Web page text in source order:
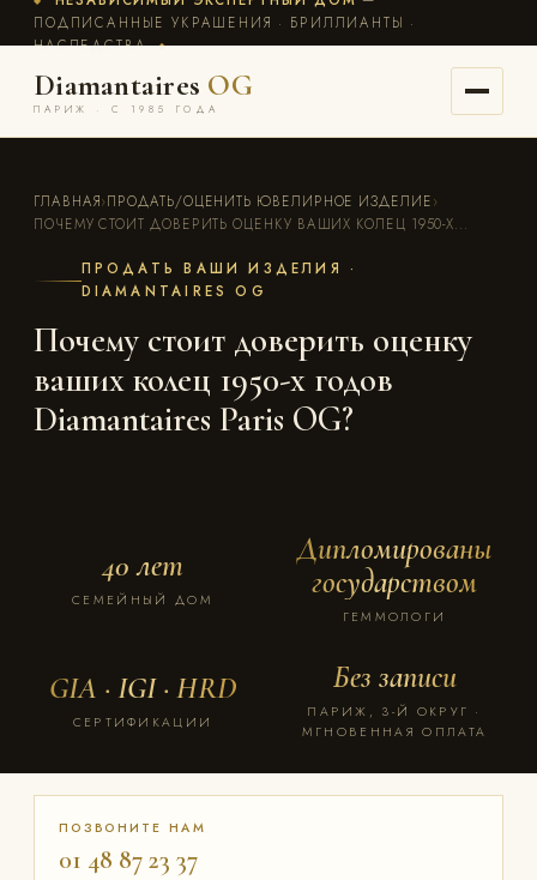
ПОДПИСАННЫЕ УКРАШЕНИЯ · БРИЛЛИАНТЫ ·
НАСЛЕДСТВА◆
Diamantaires OG
ПАРИЖ · С 1985 ГОДА
ГЛАВНАЯ›ПРОДАТЬ/ОЦЕНИТЬ ЮВЕЛИРНОЕ ИЗДЕЛИЕ›
ПОЧЕМУ СТОИТ ДОВЕРИТЬ ОЦЕНКУ ВАШИХ КОЛЕЦ 1950-Х...
ПРОДАТЬ ВАШИ ИЗДЕЛИЯ ·
DIAMANTAIRES OG
Почему стоит доверить оценку
ваших колец 1950-х годов
Diamantaires Paris OG?
40 лет
СЕМЕЙНЫЙ ДОМ
Дипломированы
государством
ГЕММОЛОГИ
GIA · IGI · HRD
СЕРТИФИКАЦИИ
Без записи
ПАРИЖ, 3-Й ОКРУГ ·
МГНОВЕННАЯ ОПЛАТА
ПОЗВОНИТЕ НАМ
01 48 87 23 37